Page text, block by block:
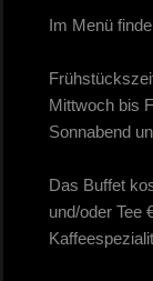
Im Menü
Mittwoch
Sonnabend
Das Buffet
und/oder Tee